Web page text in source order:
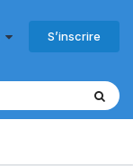
S’inscrire